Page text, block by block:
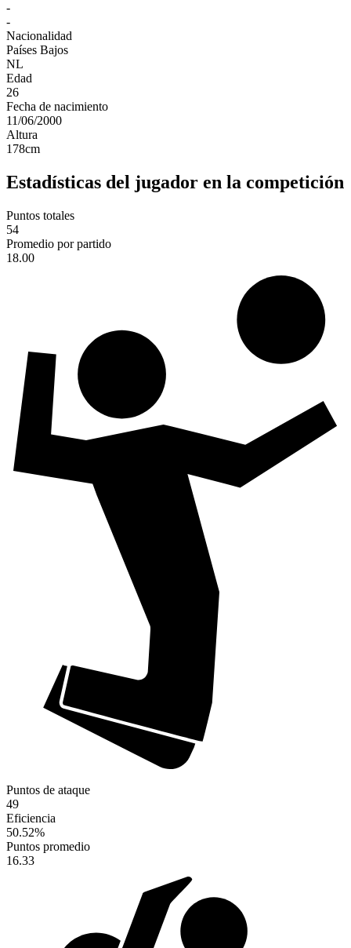
-
-
Nacionalidad
Países Bajos
NL
Edad
26
Fecha de nacimiento
11/06/2000
Altura
178cm
Estadísticas del jugador en la competición
Puntos totales
54
Promedio por partido
18.00
Puntos de ataque
49
Eficiencia
50.52%
Puntos promedio
16.33